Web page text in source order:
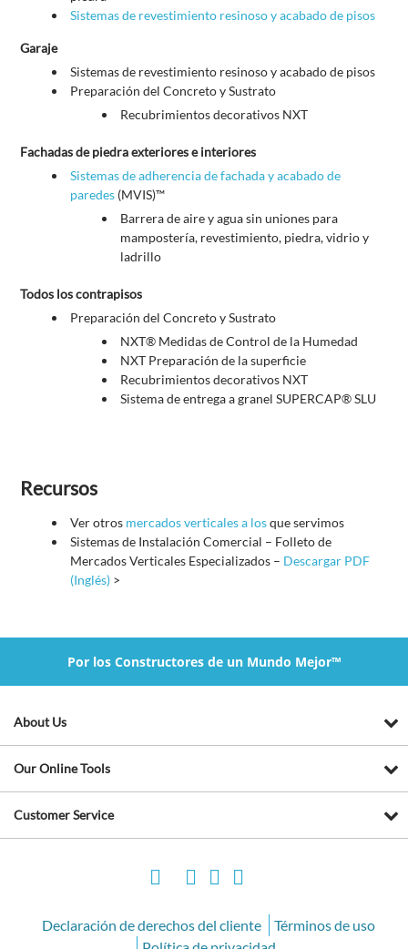
Sistemas de revestimiento resinoso y acabado de pisos
Garaje
Sistemas de revestimiento resinoso y acabado de pisos
Preparación del Concreto y Sustrato
Recubrimientos decorativos NXT
Fachadas de piedra exteriores e interiores
Sistemas de adherencia de fachada y acabado de
paredes (MVIS)™
Barrera de aire y agua sin uniones para
mampostería, revestimiento, piedra, vidrio y
ladrillo
Todos los contrapisos
Preparación del Concreto y Sustrato
NXT® Medidas de Control de la Humedad
NXT Preparación de la superficie
Recubrimientos decorativos NXT
Sistema de entrega a granel SUPERCAP® SLU
Recursos
Ver otros mercados verticales a losque servimos
Sistemas de Instalación Comercial – Folleto de
Mercados Verticales Especializados – Descargar PDF
(Inglés) >
Por los Constructores de un Mundo Mejor™
About Us
Our Online Tools
Customer Service
Declaración de derechos del cliente
Términos de uso